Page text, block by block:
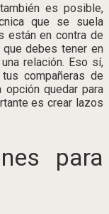
es posible,
que se suela
están en contra de
debes tener en
relación. Eso sí,
compañeras de
opción quedar para
es crear lazos
para